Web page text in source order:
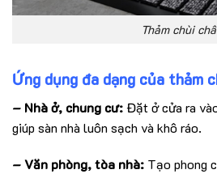
Thảm chùi
Ứng dụng đa dạng của thảm
– Nhà ở, chung cư:Đặt ở cửa ra
giúp sàn nhà luôn sạch và khô ráo.
– Văn phòng, tòa nhà: Tạo phong